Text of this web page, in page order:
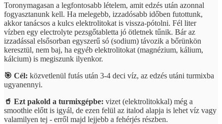
Toronymagasan a legfontosabb lételem, amit edzés után azonnal
fogyasztanunk kell. Ha melegebb, izzadósabb időben futottunk,
akkor tanácsos a kulcs elektrolitokat is vissza-pótolni. Fél liter
vízben egy electrolyte pezsgőtabletta jó ötletnek tűnik. Bár az
izzadással elsősorban egyszerű só (sodium) távozik a bőrünkön
keresztül, nem baj, ha egyéb elektrolitokat (magnézium, kálium,
kálcium) is megiszunk ilyenkor.
🎯 Cél: közvetlenül futás után 3-4 deci víz, az edzés utáni turmixba
ugyanennyi.
🥤 Ezt pakold a turmixgépbe: vizet (elektrolitokkal) még a
smoothie előtt is igyál, de ezen felül az italod alapja is lehet víz vagy
valamilyen tej - erről majd lejjebb a fehérjés részben.